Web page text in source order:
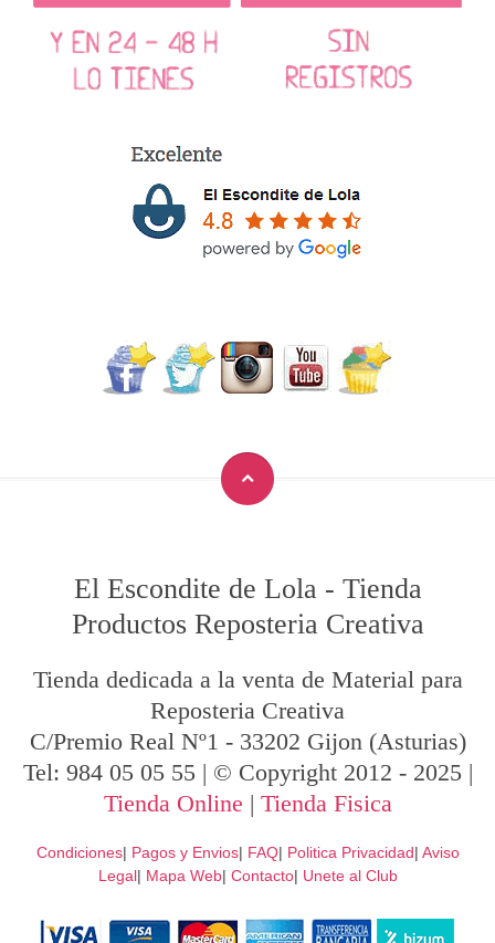
El Escondite de Lola - Tienda
Productos Reposteria Creativa
Tienda dedicada a la venta de Material para
Reposteria Creativa
C/Premio Real Nº1 - 33202 Gijon (Asturias)
Tel: 984 05 05 55 | © Copyright 2012 - 2025 |
Tienda Online | Tienda Fisica
Condiciones| Pagos y Envios| FAQ| Politica Privacidad| Aviso
Legal| Mapa Web| Contacto| Unete al Club